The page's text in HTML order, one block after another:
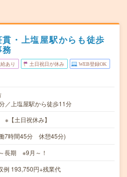
貫・上塩屋駅からも徒歩
あり 土日祝日が休み WEB登録OK
／上塩屋駅から徒歩11分
【土日祝休み】
7時間45分 休憩45分)
長期 ※9月～！
193,750円+残業代